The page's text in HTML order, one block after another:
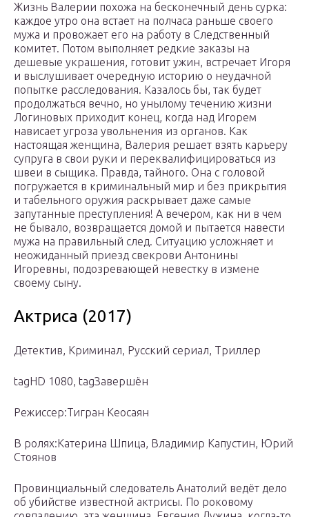
Жизнь Валерии похожа на бесконечный день сурка:
каждое утро она встает на полчаса раньше своего
мужа и провожает его на работу в Следственный
комитет. Потом выполняет редкие заказы на
дешевые украшения, готовит ужин, встречает Игоря
и выслушивает очередную историю о неудачной
попытке расследования. Казалось бы, так будет
продолжаться вечно, но унылому течению жизни
Логиновых приходит конец, когда над Игорем
нависает угроза увольнения из органов. Как
настоящая женщина, Валерия решает взять карьеру
супруга в свои руки и переквалифицироваться из
швеи в сыщика. Правда, тайного. Она с головой
погружается в криминальный мир и без прикрытия
и табельного оружия раскрывает даже самые
запутанные преступления! А вечером, как ни в чем
не бывало, возвращается домой и пытается навести
мужа на правильный след. Ситуацию усложняет и
неожиданный приезд свекрови Антонины
Игоревны, подозревающей невестку в измене
своему сыну.
Актриса (2017)
Детектив, Криминал, Русский сериал, Триллер
tagHD 1080, tagЗавершён
Режиссер:Тигран Кеосаян
В ролях:Катерина Шпица, Владимир Капустин, Юрий
Стоянов
Провинциальный следователь Анатолий ведёт дело
об убийстве известной актрисы. По роковому